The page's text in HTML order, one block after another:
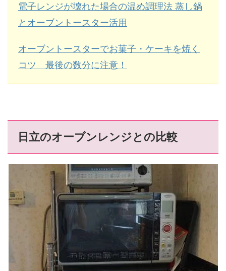
電子レンジが壊れた場合の温め調理法 蒸し鍋
とオーブントースター活用
オーブントースターでお菓子・ケーキを焼く
コツ 最後の数分に注意！
日立のオーブンレンジとの比較